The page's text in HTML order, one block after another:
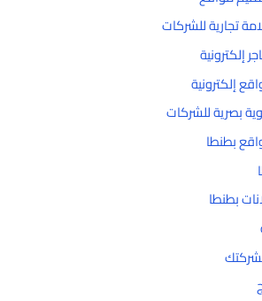
تجارية للشركات
إلكترونية
إلكترونية
بصرية للشركات
بطنطا
بطنطا